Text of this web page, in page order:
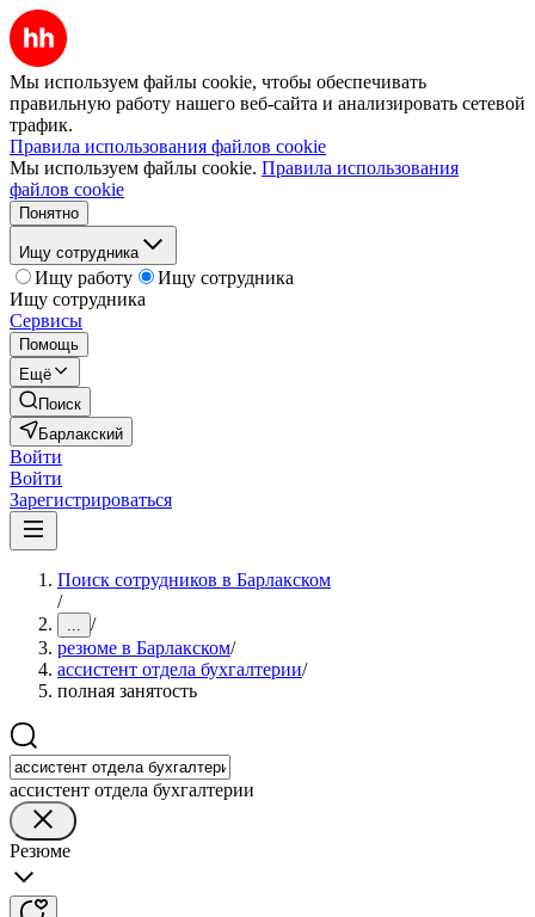
Мы используем файлы cookie, чтобы обеспечивать
правильную работу нашего веб-сайта и анализировать сетевой
трафик.
Правила использования файлов cookie
Мы используем файлы cookie. Правила использования
файлов cookie
Понятно
Ищу сотрудника
Ищу работу
Ищу сотрудника
Ищу сотрудника
Сервисы
Помощь
Ещё
Поиск
Барлакский
Войти
Войти
Зарегистрироваться
Поиск сотрудников в Барлакском
/
... /
резюме в Барлакском/
ассистент отдела бухгалтерии/
полная занятость
ассистент отдела бухгалтерии
Резюме